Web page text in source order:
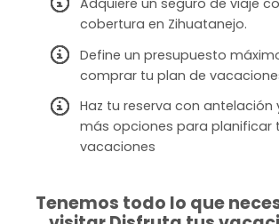
Adquiere un seguro de viaje
cobertura en Zihuatanejo.
Define un presupuesto
comprar tu plan de
Haz tu reserva con antelación
más opciones para planificar
vacaciones
Tenemos todo lo que